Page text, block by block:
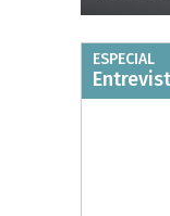
ESPECIAL